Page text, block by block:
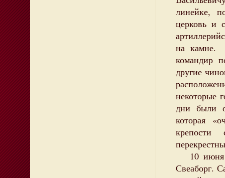
линейке,
церковь и
на камне.
командир
другие
некоторые
дни были
которая
крепости
10 июня
Свеаборг.